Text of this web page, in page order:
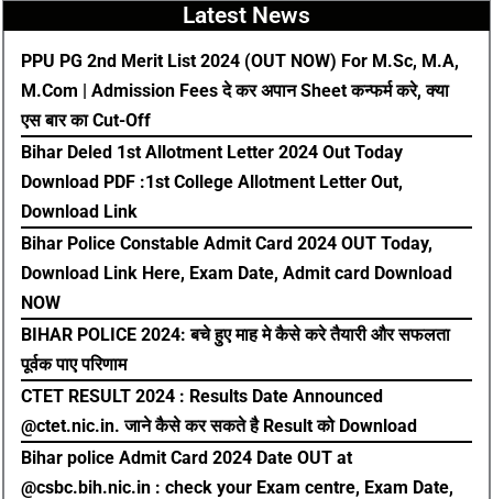
e
b
o
o
k
t
u
b
e
t
s
a
p
p
e
g
r
a
m
Latest News
PPU PG 2nd Merit List 2024 (OUT NOW) For M.Sc, M.A,
M.Com | Admission Fees दे कर अपान Sheet कन्फर्म करे, क्या
एस बार का Cut-Off
Bihar Deled 1st Allotment Letter 2024 Out Today
Download PDF :1st College Allotment Letter Out,
Download Link
Bihar Police Constable Admit Card 2024 OUT Today,
Download Link Here, Exam Date, Admit card Download
NOW
BIHAR POLICE 2024: बचे हुए माह मे कैसे करे तैयारी और सफलता
पूर्वक पाए परिणाम
CTET RESULT 2024 : Results Date Announced
@ctet.nic.in. जाने कैसे कर सकते है Result को Download
Bihar police Admit Card 2024 Date OUT at
@csbc.bih.nic.in : check your Exam centre, Exam Date,